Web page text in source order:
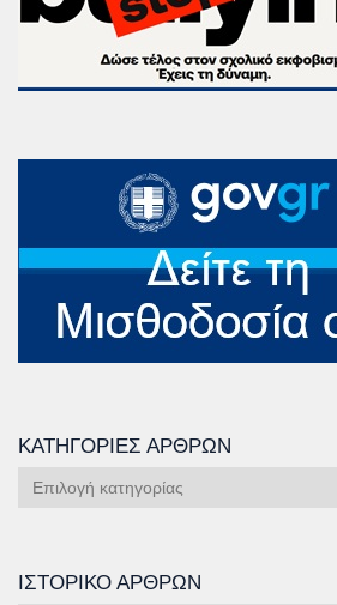
ΚΑΤΗΓΟΡΊΕΣ ΆΡΘΡΩΝ
Κατηγορίες
ΙΣΤΟΡΙΚΌ ΆΡΘΡΩΝ